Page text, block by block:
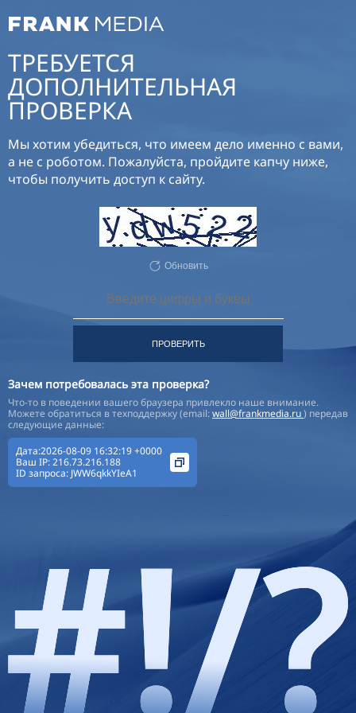
ТРЕБУЕТСЯ
ДОПОЛНИТЕЛЬНАЯ
ПРОВЕРКА
Мы хотим убедиться, что имеем дело именно с вами,
а не с роботом. Пожалуйста, пройдите капчу ниже,
чтобы получить доступ к сайту.
Обновить
ПРОВЕРИТЬ
Зачем потребовалась эта проверка?
Что-то в поведении вашего браузера привлекло наше внимание.
Можете обратиться в техподдержку (email:wall@frankmedia.ru) передав
следующие данные:
Дата:2026-08-09 16:32:19 +0000
Ваш IP:216.73.216.188
ID запроса: JWW6qkkYIeA1